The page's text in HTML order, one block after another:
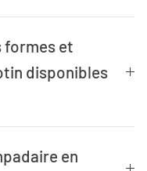
formes et
disponibles
en